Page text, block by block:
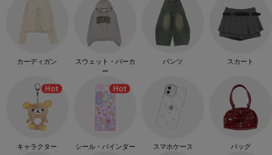
カーディガン
スウェット・パーカ
ー
パンツ スカート
キャラクター シール・バインダー スマホケース バッグ